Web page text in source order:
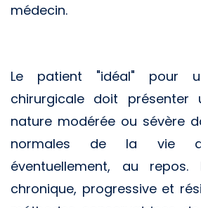
médecin.
Le patient "idéal" pour
chirurgicale doit présenter
nature modérée ou sévère
normales de la vie
éventuellement, au
chronique, progressive et